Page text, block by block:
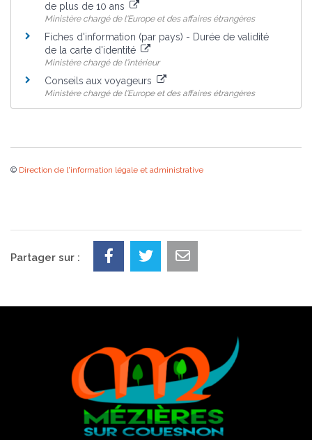
de plus de 10 ans
Ministère chargé de l'Europe et des affaires étrangères
Fiches d'information (par pays) - Durée de validité
de la carte d'identité
Ministère chargé de l'intérieur
Conseils aux voyageurs
Ministère chargé de l'Europe et des affaires étrangères
© Direction de l'information légale et administrative
Partager sur :